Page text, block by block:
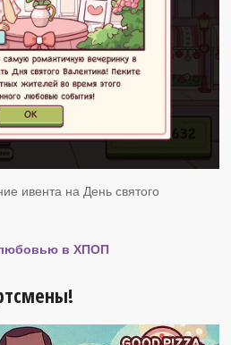
ивента на День святого
в ХПОП